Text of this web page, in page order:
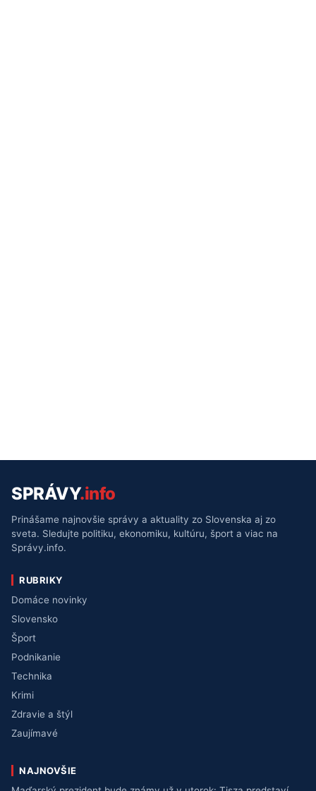
SPRÁVY.info
Prinášame najnovšie správy a aktuality zo Slovenska aj zo
sveta. Sledujte politiku, ekonomiku, kultúru, šport a viac na
Správy.info.
RUBRIKY
Domáce novinky
Slovensko
Šport
Podnikanie
Technika
Krimi
Zdravie a štýl
Zaujímavé
NAJNOVŠIE